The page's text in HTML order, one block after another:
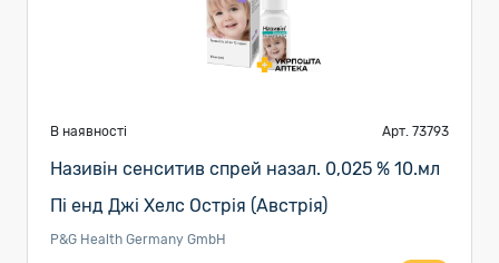
В наявності Арт. 73793
Називін сенситив спрей назал. 0,025 % 10.мл
Пі енд Джі Хелс Острія (Австрія)
P&G Health Germany GmbH